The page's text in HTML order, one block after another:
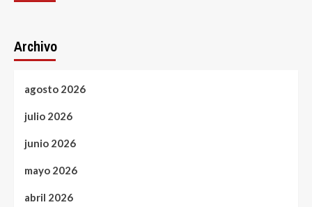
Archivo
agosto 2026
julio 2026
junio 2026
mayo 2026
abril 2026